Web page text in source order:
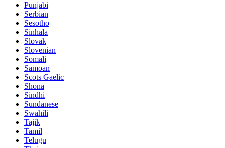
Punjabi
Serbian
Sesotho
Sinhala
Slovak
Slovenian
Somali
Samoan
Scots Gaelic
Shona
Sindhi
Sundanese
Swahili
Tajik
Tamil
Telugu